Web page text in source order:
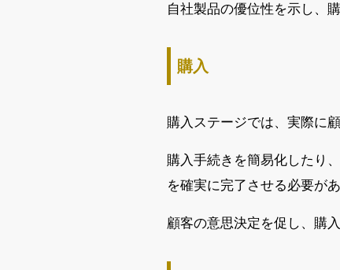
自社製品の優位性を示し、
購入
購入ステージでは、実際に
購入手続きを簡易化したり
を確実に完了させる必要が
顧客の意思決定を促し、購